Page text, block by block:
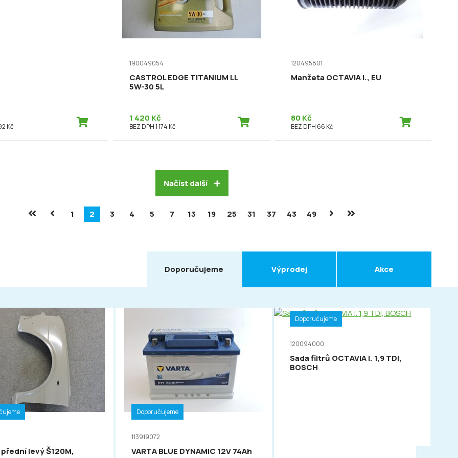
Kč
190049054
CASTROL EDGE TITANIUM LL
5W-30 5L
1 420 Kč
BEZ DPH 1 174 Kč
120495801
Manžeta OCTAVIA I., EU
80 Kč
BEZ DPH 66 Kč
Načíst další
1 2 3 4 5 7 13 19 25 31 37 43 49
Doporučujeme Výprodej Akce
levý Š120M,
Doporučujeme
113919072
VARTA BLUE DYNAMIC 12V 74Ah
Doporučujeme
120094000
Sada filtrů OCTAVIA I. 1,9 TDI,
BOSCH